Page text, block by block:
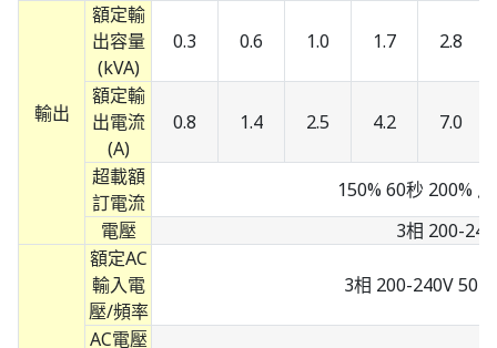
輸出
額定輸
出容量
(kVA)
0.3 0.6 1.0 1.7 2.8
額定輸
出電流
(A)
0.8 1.4 2.5 4.2 7.0
超載額
訂電流
150% 60秒 200%
電壓
3相 200-
額定AC
輸入電
壓/頻率
3相 200-240V
AC電壓